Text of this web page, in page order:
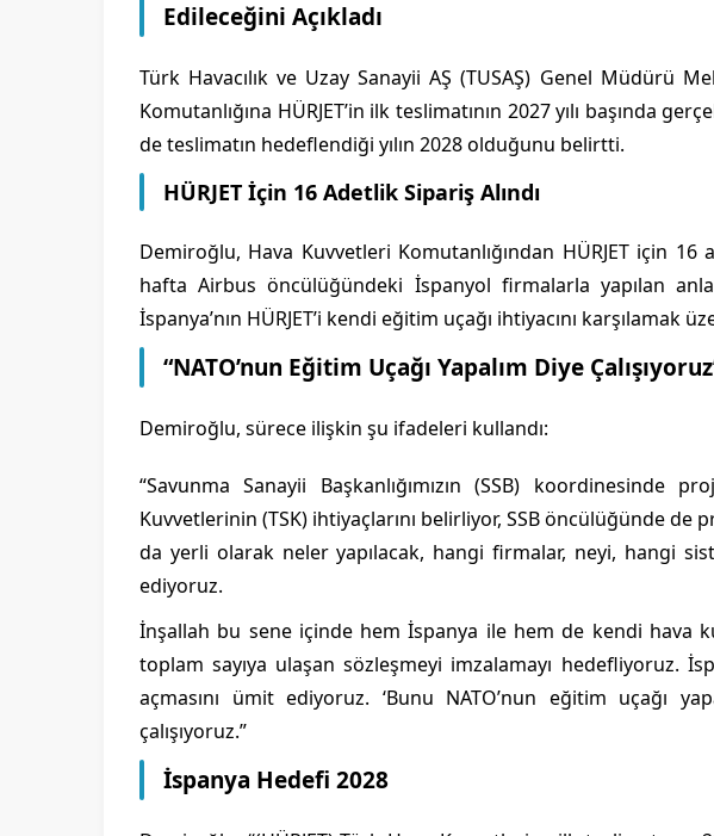
Edileceğini Açıkladı
Türk Havacılık ve Uzay Sanayii AŞ (TUSAŞ) Genel Müdürü
Komutanlığına HÜRJET’in ilk teslimatının 2027 yılı başında
de teslimatın hedeflendiği yılın 2028 olduğunu belirtti.
HÜRJET İçin 16 Adetlik Sipariş Alındı
Demiroğlu, Hava Kuvvetleri Komutanlığından HÜRJET için 16
hafta Airbus öncülüğündeki İspanyol firmalarla yapılan
İspanya’nın HÜRJET’i kendi eğitim uçağı ihtiyacını karşılamak
“NATO’nun Eğitim Uçağı Yapalım Diye
Demiroğlu, sürece ilişkin şu ifadeleri kullandı:
“Savunma Sanayii Başkanlığımızın (SSB) koordinesinde
Kuvvetlerinin (TSK) ihtiyaçlarını belirliyor, SSB öncülüğünde de
da yerli olarak neler yapılacak, hangi firmalar, neyi, hangi
ediyoruz.
İnşallah bu sene içinde hem İspanya ile hem de kendi hava
toplam sayıya ulaşan sözleşmeyi imzalamayı hedefliyoruz.
açmasını ümit ediyoruz. ‘Bunu NATO’nun eğitim uçağı
çalışıyoruz.”
İspanya Hedefi 2028